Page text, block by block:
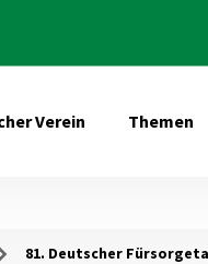
Verein Themen
81. Deutscher